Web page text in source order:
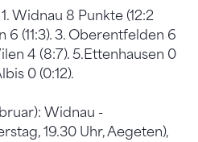
Widnau 8 Punkte (12:2
6 (11:3). 3. Oberentfelden 6
4 (8:7). 5.Ettenhausen 0
0 (0:12).
Widnau -
19.30 Uhr, Aegeten),